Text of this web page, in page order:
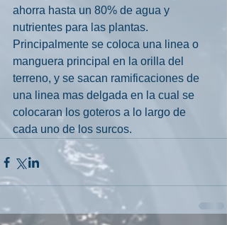
ahorra hasta un 80% de agua y
nutrientes para las plantas.
Principalmente se coloca una linea o
manguera principal en la orilla del
terreno, y se sacan ramificaciones de
una linea mas delgada en la cual se
colocaran los goteros a lo largo de
cada uno de los surcos.